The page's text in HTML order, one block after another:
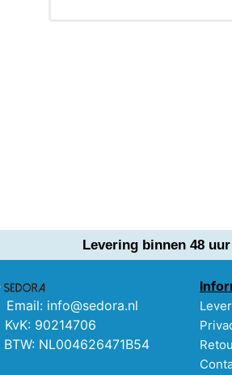
Levering binnen 48
Email: info@sedora.nl
KvK: 90214706
BTW: NL004626471B54